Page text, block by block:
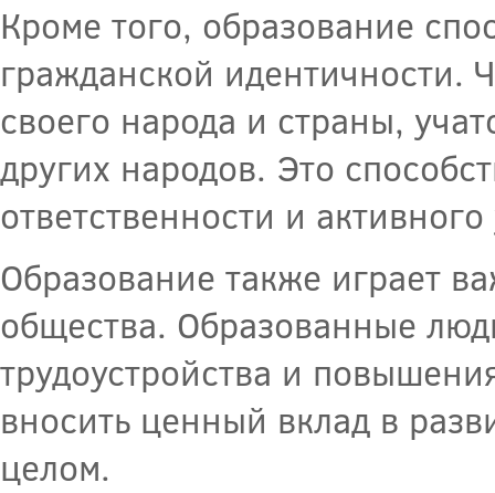
Кроме того, образование
гражданской идентичности.
своего народа и страны,
других народов. Это
ответственности и
Образование также играет
общества. Образованные
трудоустройства и
вносить ценный вклад в
целом.